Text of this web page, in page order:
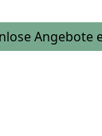
Angebote